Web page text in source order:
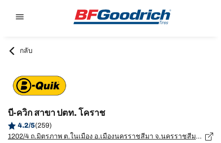
กลับ
บี-ควิก สาขา ปตท. โคราช
4.2/5(259)
1202/4 ถ.มิตรภาพ ต.ในเมือง อ.เมืองนครราชสีมา จ.นครราชสีมา, นครราชสีมา - 30000